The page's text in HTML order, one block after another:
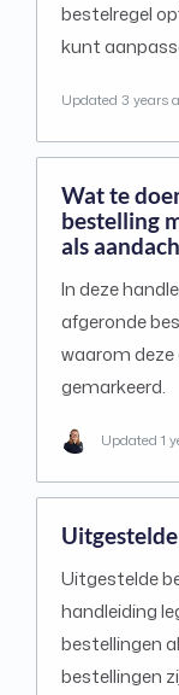
bestelregel
kunt
Updated 3 years
Wat te
bestelling
als
In deze
afgeronde
waarom
gemarkeerd.
Updated 1
Uitgestelde
handleiding
bestellingen
bestellingen